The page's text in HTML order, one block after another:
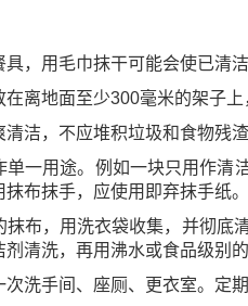
具，用毛巾抹干可能会使已清
离地面至少300毫米的架子上
洁，不应堆积垃圾和食物残渣
单一用途。例如一块只用作清
布抹手，应使用即弃抹手纸。
抹布，用洗衣袋收集，并彻底
清洗，再用沸水或食品级别的
洗手间、座厕、更衣室。定